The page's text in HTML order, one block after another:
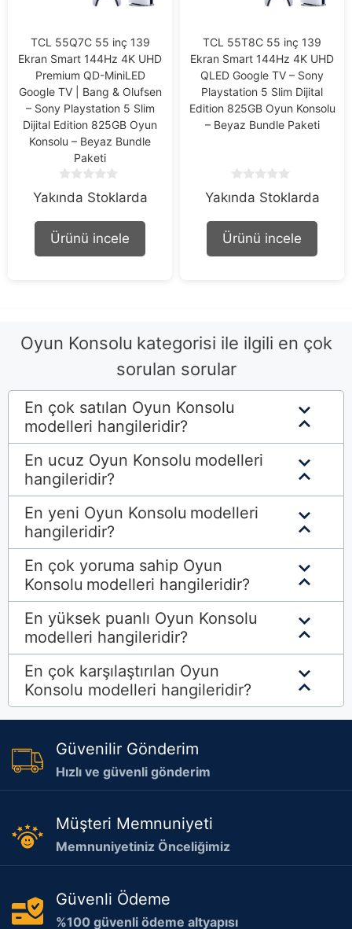
TCL 55Q7C 55 inç 139
Ekran Smart 144Hz 4K UHD
Premium QD-MiniLED
Google TV | Bang & Olufsen
– Sony Playstation 5 Slim
Dijital Edition 825GB Oyun
Konsolu – Beyaz Bundle
Paketi
o
o
f
Yakında Stoklarda
Ürünü incele
TCL 55T8C 55 inç 139
Ekran Smart 144Hz 4K UHD
QLED Google TV – Sony
Playstation 5 Slim Dijital
Edition 825GB Oyun Konsolu
– Beyaz Bundle Paketi
o
o
f
Yakında Stoklarda
Ürünü incele
Oyun Konsolu kategorisi ile ilgili en çok
sorulan sorular
En çok satılan Oyun Konsolu
modelleri hangileridir?
En ucuz Oyun Konsolu modelleri
hangileridir?
En yeni Oyun Konsolu modelleri
hangileridir?
En çok yoruma sahip Oyun
Konsolu modelleri hangileridir?
En yüksek puanlı Oyun Konsolu
modelleri hangileridir?
En çok karşılaştırılan Oyun
Konsolu modelleri hangileridir?
Güvenilir Gönderim
Hızlı ve güvenli gönderim
Müşteri Memnuniyeti
Memnuniyetiniz Önceliğimiz
Güvenli Ödeme
%100 güvenli ödeme altyapısı